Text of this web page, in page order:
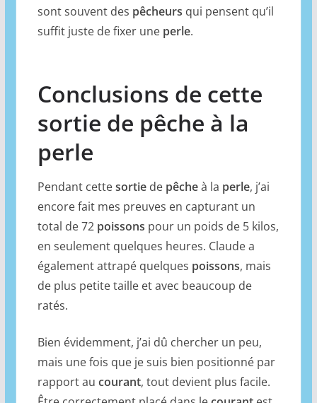
sont souvent des pêcheurs qui pensent qu’il
suffit juste de fixer une perle.
Conclusions de cette
sortie de pêche à la
perle
Pendant cettesortiede pêcheà la perle, j’ai
encore fait mes preuves en capturant un
total de 72 poissons pour un poids de 5 kilos,
en seulement quelques heures. Claude a
également attrapé quelques poissons, mais
de plus petite taille et avec beaucoup de
ratés.
Bien évidemment, j’ai dû chercher un peu,
mais une fois que je suis bien positionné par
rapport au courant, tout devient plus facile.